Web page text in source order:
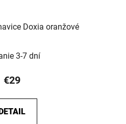
Doxia oranžové
3-7 dní
€29
DETAIL